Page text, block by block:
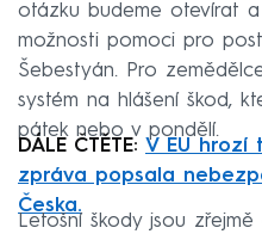
otázku budeme otevírat
možnosti pomoci pro
Šebestyán. Pro
systém na hlášení škod,
pátek nebo v pondělí.
DÁLE ČTĚTE: V EU hrozí
zpráva popsala
Česka.
Letošní škody jsou